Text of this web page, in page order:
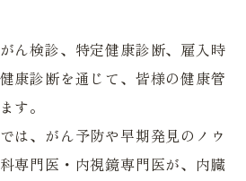
ん検診、特定健康診断、雇入時
康診断を通じて、皆様の健康管
す。
は、がん予防や早期発見のノウ
専門医・内視鏡専門医が、内臓